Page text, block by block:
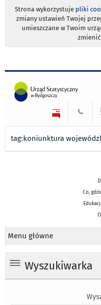
Strona wykorzystuje pliki
zmiany ustawień Twojej
umieszczane w Twoim
Co,
Menu główne
Wyszukiwarka